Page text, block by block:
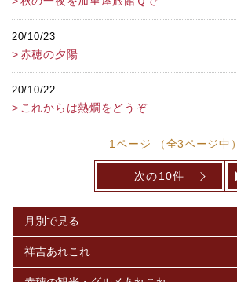
20/10/23
赤穂の夕陽
20/10/22
これからは熱燗をどうぞ
1ページ （全3ページ中）
次の10件